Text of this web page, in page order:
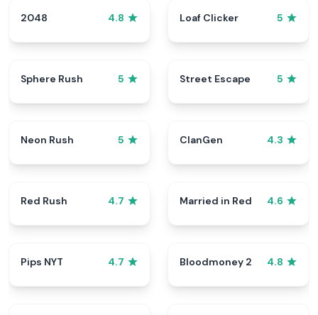
2048 4.8 Loaf Clicker 5
Sphere Rush 5 Street Escape 5
Neon Rush 5 ClanGen 4.3
Red Rush 4.7 Married in Red 4.6
Pips NYT 4.7 Bloodmoney 2 4.8